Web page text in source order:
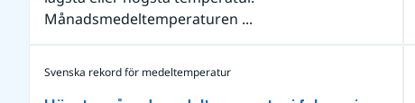
Månadsmedeltemperaturen ...
Svenska rekord för medeltemperatur